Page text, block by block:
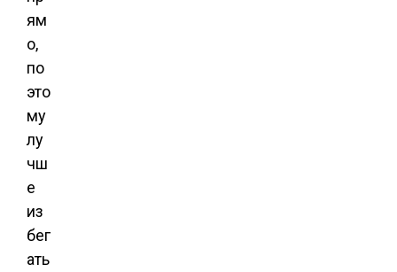
ям
о,
по
это
му
лу
чш
е
из
бег
ать